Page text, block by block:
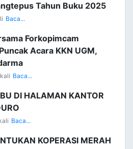
Tahun Buku 2025
Baca...
Forkopimcam
Acara KKN UGM,
Baca...
DI HALAMAN KANTOR
Baca...
KOPERASI MERAH